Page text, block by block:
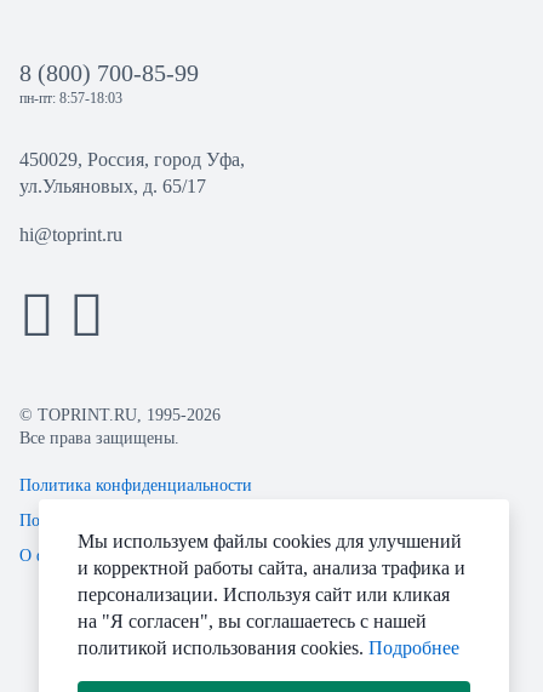
8 (800) 700-85-99
пн-пт: 8:57-18:03
450029, Россия, город Уфа,
ул.Ульяновых, д. 65/17
hi@toprint.ru
© TOPRINT.RU, 1995-2026
Все права защищены.
Политика конфиденциальности
Пользовательское соглашение
О файлах Cookie
Мы используем файлы cookies для улучшений
и корректной работы сайта, анализа трафика и
персонализации. Используя сайт или кликая
на "Я согласен", вы соглашаетесь с нашей
политикой использования cookies. Подробнее